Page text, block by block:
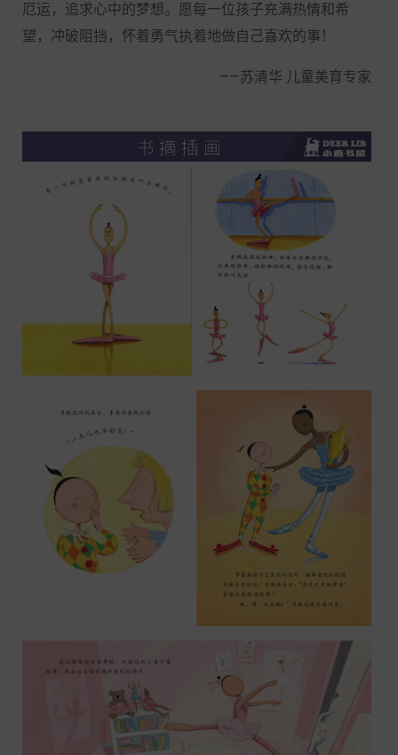
厄运，追求心中的梦想。愿每一位孩子充满热情和希
望，冲破阻挡，怀着勇气执着地做自己喜欢的事！
——苏清华 儿童美育专家